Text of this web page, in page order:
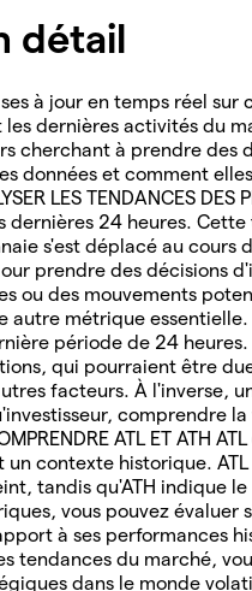
détail
à jour en temps réel
dernières activités du
cherchant à prendre des
données et comment
LES TENDANCES DES
dernières 24 heures.
s'est déplacé au cours
prendre des décisions
ou des mouvements
autre métrique
période de 24
qui pourraient être
facteurs. À l'inverse,
comprendre
ATL ET ATH
contexte historique.
tandis qu'ATH indique
vous pouvez évaluer
à ses performances
tendances du marché,
dans le monde